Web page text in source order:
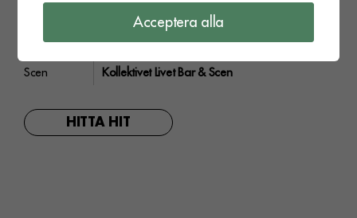
Ordinarie 250 kr
Scen Kollektivet Livet Bar & Scen
HITTA HIT
Acceptera alla